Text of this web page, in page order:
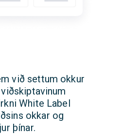
við settum okkur
White Label
okkar og
þínar.